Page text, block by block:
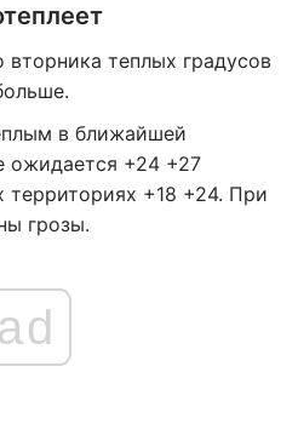
теплых градусов
в ближайшей
ожидается +24 +27
территориях +18 +24. При
грозы.
ad